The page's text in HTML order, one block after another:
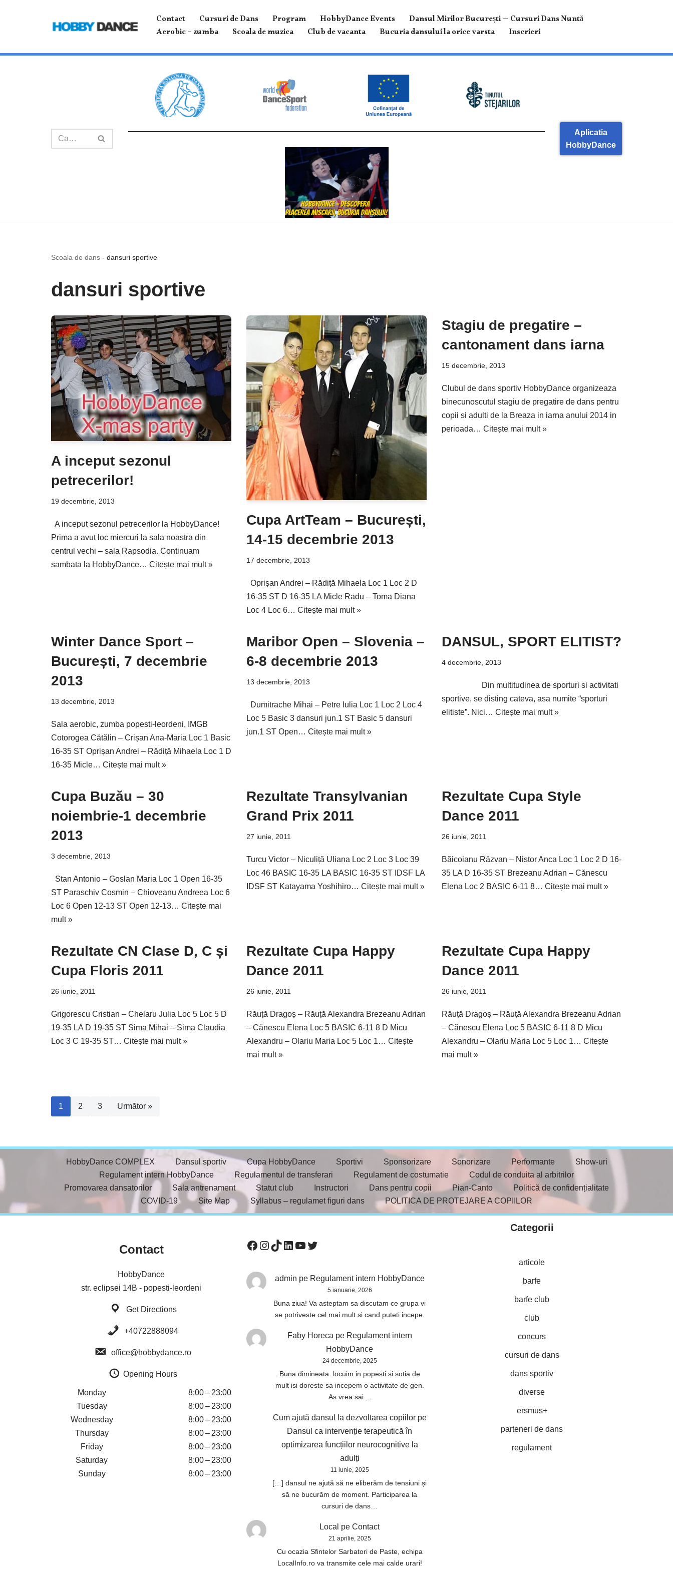
conținut
Contact Cursuri de Dans Program HobbyDance Events
Dansul Mirilor București — Cursuri Dans Nuntă
Aerobic – zumba
Scoala de muzica Club de vacanta Bucuria dansului la orice varsta Inscrieri
Aplicatia
HobbyDance
Scoala de dans - dansuri sportive
dansuri sportive
A inceput sezonul
petrecerilor!
19 decembrie, 2013
A inceput sezonul petrecerilor la HobbyDance!
Prima a avut loc miercuri la sala noastra din
centrul vechi – sala Rapsodia. Continuam
sambata la HobbyDance… Citește mai mult »
Cupa ArtTeam – București,
14-15 decembrie 2013
17 decembrie, 2013
Oprișan Andrei – Rădiță Mihaela Loc 1 Loc 2 D
16-35 ST D 16-35 LA Micle Radu – Toma Diana
Loc 4 Loc 6… Citește mai mult »
Stagiu de pregatire –
cantonament dans iarna
15 decembrie, 2013
Clubul de dans sportiv HobbyDance organizeaza
binecunoscutul stagiu de pregatire de dans pentru
copii si adulti de la Breaza in iarna anului 2014 in
perioada… Citește mai mult »
Winter Dance Sport –
București, 7 decembrie
2013
13 decembrie, 2013
Sala aerobic, zumba popesti-leordeni, IMGB
Cotorogea Cătălin – Crișan Ana-Maria Loc 1 Basic
16-35 ST Oprișan Andrei – Rădiță Mihaela Loc 1 D
16-35 Micle… Citește mai mult »
Maribor Open – Slovenia –
6-8 decembrie 2013
13 decembrie, 2013
Dumitrache Mihai – Petre Iulia Loc 1 Loc 2 Loc 4
Loc 5 Basic 3 dansuri jun.1 ST Basic 5 dansuri
jun.1 ST Open… Citește mai mult »
DANSUL, SPORT ELITIST?
4 decembrie, 2013
Din multitudinea de sporturi si activitati
sportive, se disting cateva, asa numite “sporturi
elitiste”. Nici… Citește mai mult »
Cupa Buzău – 30
noiembrie-1 decembrie
2013
3 decembrie, 2013
Stan Antonio – Goslan Maria Loc 1 Open 16-35
ST Paraschiv Cosmin – Chioveanu Andreea Loc 6
Loc 6 Open 12-13 ST Open 12-13… Citește mai
mult »
Rezultate Transylvanian
Grand Prix 2011
27 iunie, 2011
Turcu Victor – Niculiță Uliana Loc 2 Loc 3 Loc 39
Loc 46 BASIC 16-35 LA BASIC 16-35 ST IDSF LA
IDSF ST Katayama Yoshihiro… Citește mai mult »
Rezultate Cupa Style
Dance 2011
26 iunie, 2011
Băicoianu Răzvan – Nistor Anca Loc 1 Loc 2 D 16-
35 LA D 16-35 ST Brezeanu Adrian – Cănescu
Elena Loc 2 BASIC 6-11 8… Citește mai mult »
Rezultate CN Clase D, C și
Cupa Floris 2011
26 iunie, 2011
Grigorescu Cristian – Chelaru Julia Loc 5 Loc 5 D
19-35 LA D 19-35 ST Sima Mihai – Sima Claudia
Loc 3 C 19-35 ST… Citește mai mult »
Rezultate Cupa Happy
Dance 2011
26 iunie, 2011
Răuță Dragoș – Răuță Alexandra Brezeanu Adrian
– Cănescu Elena Loc 5 BASIC 6-11 8 D Micu
Alexandru – Olariu Maria Loc 5 Loc 1… Citește
mai mult »
Rezultate Cupa Happy
Dance 2011
26 iunie, 2011
Răuță Dragoș – Răuță Alexandra Brezeanu Adrian
– Cănescu Elena Loc 5 BASIC 6-11 8 D Micu
Alexandru – Olariu Maria Loc 5 Loc 1… Citește
mai mult »
1 2 3 Următor »
HobbyDance COMPLEX Dansul sportiv Cupa HobbyDance Sportivi Sponsorizare Sonorizare Performante
Show-uri
Regulament intern HobbyDance
Regulamentul de transferari Regulament de costumatie
Codul de conduita al arbitrilor
Promovarea dansatorilor
Sala antrenament Statut club Instructori Dans pentru copii Pian-Canto
Politică de confidențialitate
COVID-19
Site Map Syllabus – regulamet figuri dans POLITICA DE PROTEJARE A COPIILOR
Contact
HobbyDance
str. eclipsei 14B - popesti-leordeni
Get Directions
+40722888094
office@hobbydance.ro
Opening Hours
Monday
8:00 – 23:00
Tuesday
8:00 – 23:00
Wednesday
8:00 – 23:00
Thursday
8:00 – 23:00
Friday
8:00 – 23:00
Saturday
8:00 – 23:00
Sunday
8:00 – 23:00
admin pe Regulament intern HobbyDance
5 ianuarie, 2026
Buna ziua! Va asteptam sa discutam ce grupa vi
se potriveste cel mai mult si cand puteti incepe.
Faby Horeca pe Regulament intern
HobbyDance
24 decembrie, 2025
Buna dimineata .locuim in popesti si sotia de
mult isi doreste sa incepem o activitate de gen.
As vrea sai…
Cum ajută dansul la dezvoltarea copiilorpe
Dansul ca intervenție terapeutică în
optimizarea funcțiilor neurocognitive la
adulți
11 iunie, 2025
[…] dansul ne ajută să ne eliberăm de tensiuni și
să ne bucurăm de moment. Participarea la
cursuri de dans…
Local pe Contact
21 aprilie, 2025
Cu ocazia Sfintelor Sarbatori de Paste, echipa
LocalInfo.ro va transmite cele mai calde urari!
Categorii
articole
barfe
barfe club
club
concurs
cursuri de dans
dans sportiv
diverse
ersmus+
parteneri de dans
regulament